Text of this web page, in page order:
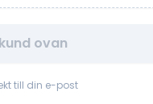
ovan
till din e-post